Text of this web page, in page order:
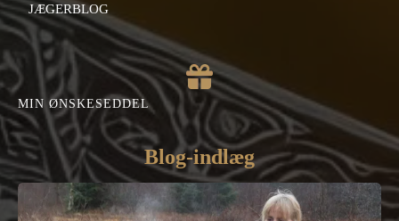
JÆGERBLOG
MIN ØNSKESEDDEL
Blog-indlæg